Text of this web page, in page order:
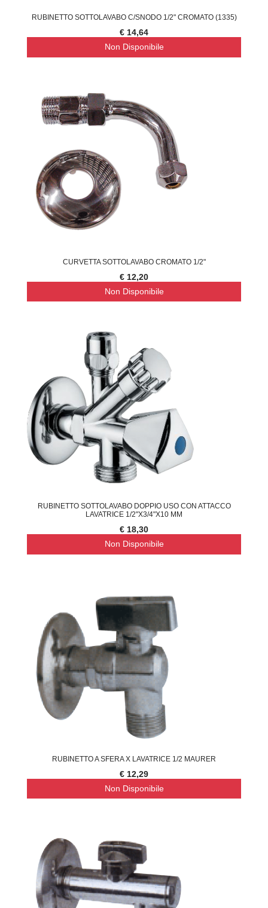
RUBINETTO SOTTOLAVABO C/SNODO 1/2" CROMATO (1335)
€ 14,64
Non Disponibile
CURVETTA SOTTOLAVABO CROMATO 1/2"
€ 12,20
Non Disponibile
RUBINETTO SOTTOLAVABO DOPPIO USO CON ATTACCO
LAVATRICE 1/2"X3/4"X10 MM
€ 18,30
Non Disponibile
RUBINETTO A SFERA X LAVATRICE 1/2 MAURER
€ 12,29
Non Disponibile